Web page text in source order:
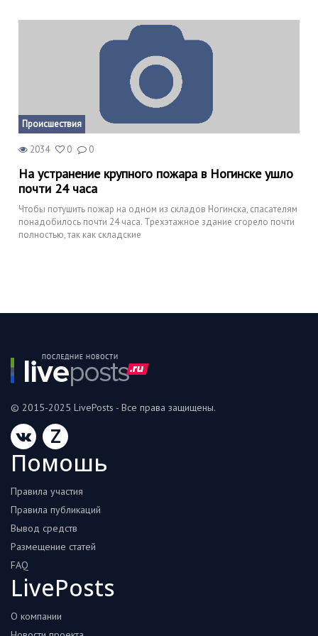
Происшествия
2034 0 0
На устранение крупного пожара в Ногинске ушло
почти 24 часа
Чтобы потушить пожар на одном из складов Ногинска, спасателям
понадобилось почти 24 часа. Трехэтажное здание сгорело почти
полностью, так как складские
© 2015-2025 LivePosts - Все права защищены.
Z
Помошь
Правила участия
Правила публикаций
Вывод средств
Размещение статей
FAQ
LivePosts
О компании